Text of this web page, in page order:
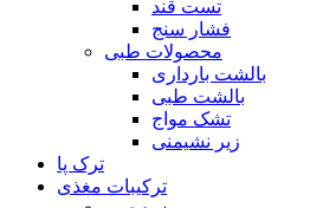
تست قند
فشار سنج
محصولات طبی
بالشت بارداری
بالشت طبی
تشک مواج
زیر نشیمنی
ترک پا
ترکیبات مغذی